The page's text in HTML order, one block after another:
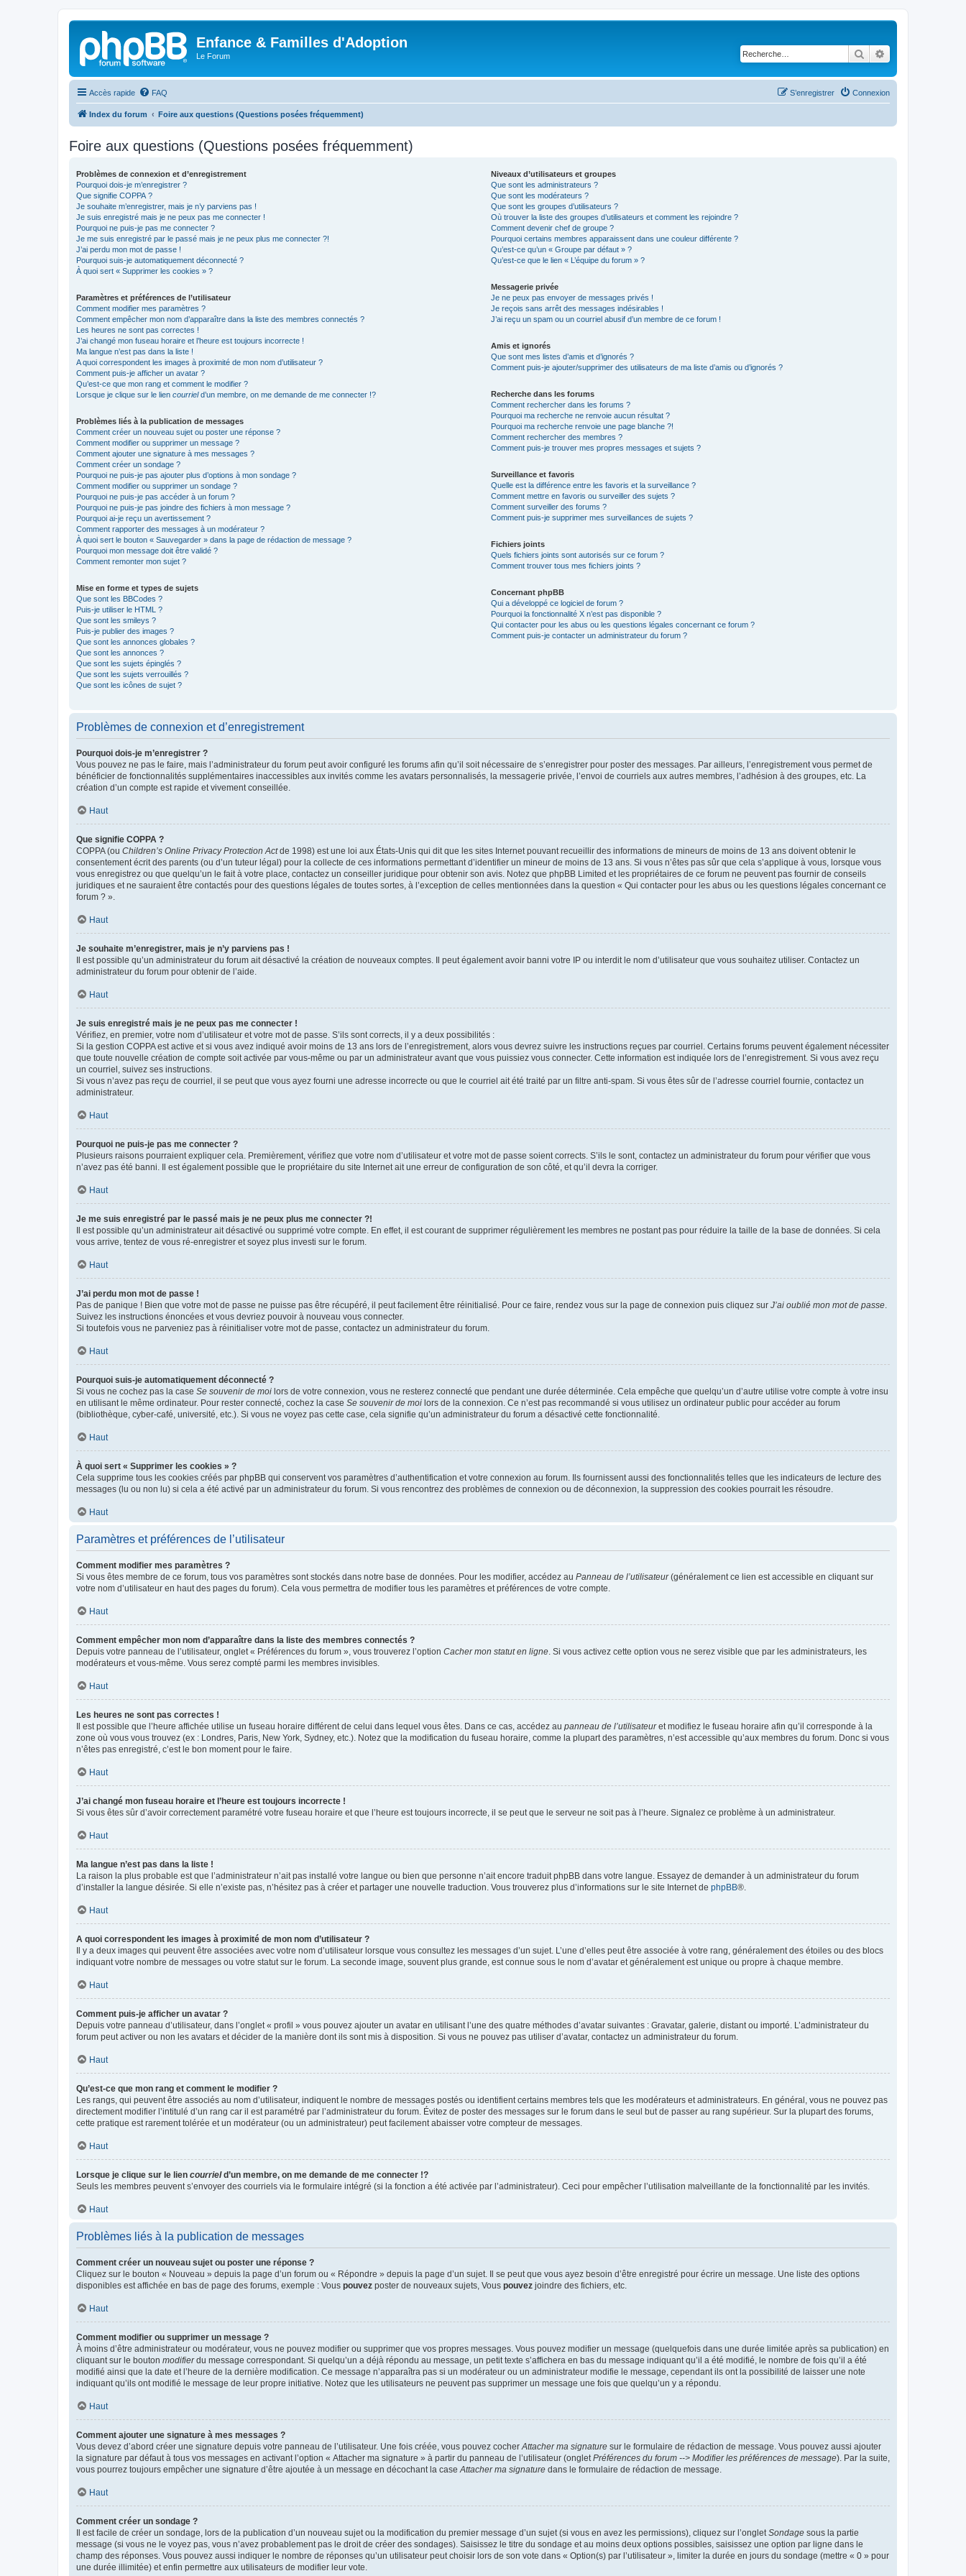
Enfance & Familles d'Adoption
Le Forum Rechercher
Accès rapide FAQ Connexion
S’enregistrer
Index du forum Foire aux questions (Questions posées fréquemment)
Foire aux questions (Questions posées fréquemment)
Problèmes de connexion et d’enregistrement
Pourquoi dois-je m’enregistrer ?
Que signifie COPPA ?
Je souhaite m’enregistrer, mais je n’y parviens pas !
Je suis enregistré mais je ne peux pas me connecter !
Pourquoi ne puis-je pas me connecter ?
Je me suis enregistré par le passé mais je ne peux plus me connecter ?!
J’ai perdu mon mot de passe !
Pourquoi suis-je automatiquement déconnecté ?
À quoi sert « Supprimer les cookies » ?
Paramètres et préférences de l’utilisateur
Comment modifier mes paramètres ?
Comment empêcher mon nom d’apparaître dans la liste des membres connectés ?
Les heures ne sont pas correctes !
J’ai changé mon fuseau horaire et l’heure est toujours incorrecte !
Ma langue n’est pas dans la liste !
A quoi correspondent les images à proximité de mon nom d’utilisateur ?
Comment puis-je afficher un avatar ?
Qu’est-ce que mon rang et comment le modifier ?
Lorsque je clique sur le lien courrield’un membre, on me demande de me connecter !?
Problèmes liés à la publication de messages
Comment créer un nouveau sujet ou poster une réponse ?
Comment modifier ou supprimer un message ?
Comment ajouter une signature à mes messages ?
Comment créer un sondage ?
Pourquoi ne puis-je pas ajouter plus d’options à mon sondage ?
Comment modifier ou supprimer un sondage ?
Pourquoi ne puis-je pas accéder à un forum ?
Pourquoi ne puis-je pas joindre des fichiers à mon message ?
Pourquoi ai-je reçu un avertissement ?
Comment rapporter des messages à un modérateur ?
À quoi sert le bouton « Sauvegarder » dans la page de rédaction de message ?
Pourquoi mon message doit être validé ?
Comment remonter mon sujet ?
Mise en forme et types de sujets
Que sont les BBCodes ?
Puis-je utiliser le HTML ?
Que sont les smileys ?
Puis-je publier des images ?
Que sont les annonces globales ?
Que sont les annonces ?
Que sont les sujets épinglés ?
Que sont les sujets verrouillés ?
Que sont les icônes de sujet ?
Niveaux d’utilisateurs et groupes
Que sont les administrateurs ?
Que sont les modérateurs ?
Que sont les groupes d’utilisateurs ?
Où trouver la liste des groupes d’utilisateurs et comment les rejoindre ?
Comment devenir chef de groupe ?
Pourquoi certains membres apparaissent dans une couleur différente ?
Qu’est-ce qu’un « Groupe par défaut » ?
Qu’est-ce que le lien « L’équipe du forum » ?
Messagerie privée
Je ne peux pas envoyer de messages privés !
Je reçois sans arrêt des messages indésirables !
J’ai reçu un spam ou un courriel abusif d’un membre de ce forum !
Amis et ignorés
Que sont mes listes d’amis et d’ignorés ?
Comment puis-je ajouter/supprimer des utilisateurs de ma liste d’amis ou d’ignorés ?
Recherche dans les forums
Comment rechercher dans les forums ?
Pourquoi ma recherche ne renvoie aucun résultat ?
Pourquoi ma recherche renvoie une page blanche ?!
Comment rechercher des membres ?
Comment puis-je trouver mes propres messages et sujets ?
Surveillance et favoris
Quelle est la différence entre les favoris et la surveillance ?
Comment mettre en favoris ou surveiller des sujets ?
Comment surveiller des forums ?
Comment puis-je supprimer mes surveillances de sujets ?
Fichiers joints
Quels fichiers joints sont autorisés sur ce forum ?
Comment trouver tous mes fichiers joints ?
Concernant phpBB
Qui a développé ce logiciel de forum ?
Pourquoi la fonctionnalité X n’est pas disponible ?
Qui contacter pour les abus ou les questions légales concernant ce forum ?
Comment puis-je contacter un administrateur du forum ?
Problèmes de connexion et d’enregistrement
Pourquoi dois-je m’enregistrer ?
Vous pouvez ne pas le faire, mais l’administrateur du forum peut avoir configuré les forums afin qu’il soit nécessaire de s’enregistrer pour poster des messages. Par ailleurs, l’enregistrement vous permet de
bénéficier de fonctionnalités supplémentaires inaccessibles aux invités comme les avatars personnalisés, la messagerie privée, l’envoi de courriels aux autres membres, l’adhésion à des groupes, etc. La
création d’un compte est rapide et vivement conseillée.
Haut
Que signifie COPPA ?
COPPA (ou Children’s Online Privacy Protection Actde 1998) est une loi aux États-Unis qui dit que les sites Internet pouvant recueillir des informations de mineurs de moins de 13 ans doivent obtenir le
consentement écrit des parents (ou d’un tuteur légal) pour la collecte de ces informations permettant d’identifier un mineur de moins de 13 ans. Si vous n’êtes pas sûr que cela s’applique à vous, lorsque vous
vous enregistrez ou que quelqu’un le fait à votre place, contactez un conseiller juridique pour obtenir son avis. Notez que phpBB Limited et les propriétaires de ce forum ne peuvent pas fournir de conseils
juridiques et ne sauraient être contactés pour des questions légales de toutes sortes, à l’exception de celles mentionnées dans la question « Qui contacter pour les abus ou les questions légales concernant ce
forum ? ».
Haut
Je souhaite m’enregistrer, mais je n’y parviens pas !
Il est possible qu’un administrateur du forum ait désactivé la création de nouveaux comptes. Il peut également avoir banni votre IP ou interdit le nom d’utilisateur que vous souhaitez utiliser. Contactez un
administrateur du forum pour obtenir de l’aide.
Haut
Je suis enregistré mais je ne peux pas me connecter !
Vérifiez, en premier, votre nom d’utilisateur et votre mot de passe. S’ils sont corrects, il y a deux possibilités :
Si la gestion COPPA est active et si vous avez indiqué avoir moins de 13 ans lors de l’enregistrement, alors vous devrez suivre les instructions reçues par courriel. Certains forums peuvent également nécessiter
que toute nouvelle création de compte soit activée par vous-même ou par un administrateur avant que vous puissiez vous connecter. Cette information est indiquée lors de l’enregistrement. Si vous avez reçu
un courriel, suivez ses instructions.
Si vous n’avez pas reçu de courriel, il se peut que vous ayez fourni une adresse incorrecte ou que le courriel ait été traité par un filtre anti-spam. Si vous êtes sûr de l’adresse courriel fournie, contactez un
administrateur.
Haut
Pourquoi ne puis-je pas me connecter ?
Plusieurs raisons pourraient expliquer cela. Premièrement, vérifiez que votre nom d’utilisateur et votre mot de passe soient corrects. S’ils le sont, contactez un administrateur du forum pour vérifier que vous
n’avez pas été banni. Il est également possible que le propriétaire du site Internet ait une erreur de configuration de son côté, et qu’il devra la corriger.
Haut
Je me suis enregistré par le passé mais je ne peux plus me connecter ?!
Il est possible qu’un administrateur ait désactivé ou supprimé votre compte. En effet, il est courant de supprimer régulièrement les membres ne postant pas pour réduire la taille de la base de données. Si cela
vous arrive, tentez de vous ré-enregistrer et soyez plus investi sur le forum.
Haut
J’ai perdu mon mot de passe !
Pas de panique ! Bien que votre mot de passe ne puisse pas être récupéré, il peut facilement être réinitialisé. Pour ce faire, rendez vous sur la page de connexion puis cliquez sur J’ai oublié mon mot de passe
Suivez les instructions énoncées et vous devriez pouvoir à nouveau vous connecter.
Si toutefois vous ne parveniez pas à réinitialiser votre mot de passe, contactez un administrateur du forum.
Haut
Pourquoi suis-je automatiquement déconnecté ?
Si vous ne cochez pas la case Se souvenir de moi lors de votre connexion, vous ne resterez connecté que pendant une durée déterminée. Cela empêche que quelqu’un d’autre utilise votre compte à votre insu
en utilisant le même ordinateur. Pour rester connecté, cochez la case Se souvenir de moi lors de la connexion. Ce n’est pas recommandé si vous utilisez un ordinateur public pour accéder au forum
(bibliothèque, cyber-café, université, etc.). Si vous ne voyez pas cette case, cela signifie qu’un administrateur du forum a désactivé cette fonctionnalité.
Haut
À quoi sert « Supprimer les cookies » ?
Cela supprime tous les cookies créés par phpBB qui conservent vos paramètres d’authentification et votre connexion au forum. Ils fournissent aussi des fonctionnalités telles que les indicateurs de lecture des
messages (lu ou non lu) si cela a été activé par un administrateur du forum. Si vous rencontrez des problèmes de connexion ou de déconnexion, la suppression des cookies pourrait les résoudre.
Haut
Paramètres et préférences de l’utilisateur
Comment modifier mes paramètres ?
Si vous êtes membre de ce forum, tous vos paramètres sont stockés dans notre base de données. Pour les modifier, accédez au Panneau de l’utilisateur(généralement ce lien est accessible en cliquant sur
votre nom d’utilisateur en haut des pages du forum). Cela vous permettra de modifier tous les paramètres et préférences de votre compte.
Haut
Comment empêcher mon nom d’apparaître dans la liste des membres connectés ?
Depuis votre panneau de l’utilisateur, onglet « Préférences du forum », vous trouverez l’option Cacher mon statut en ligne . Si vous activez cette option vous ne serez visible que par les administrateurs, les
modérateurs et vous-même. Vous serez compté parmi les membres invisibles.
Haut
Les heures ne sont pas correctes !
Il est possible que l’heure affichée utilise un fuseau horaire différent de celui dans lequel vous êtes. Dans ce cas, accédez au panneau de l’utilisateuret modifiez le fuseau horaire afin qu’il corresponde à la
zone où vous vous trouvez (ex : Londres, Paris, New York, Sydney, etc.). Notez que la modification du fuseau horaire, comme la plupart des paramètres, n’est accessible qu’aux membres du forum. Donc si vous
n’êtes pas enregistré, c’est le bon moment pour le faire.
Haut
J’ai changé mon fuseau horaire et l’heure est toujours incorrecte !
Si vous êtes sûr d’avoir correctement paramétré votre fuseau horaire et que l’heure est toujours incorrecte, il se peut que le serveur ne soit pas à l’heure. Signalez ce problème à un administrateur.
Haut
Ma langue n’est pas dans la liste !
La raison la plus probable est que l’administrateur n’ait pas installé votre langue ou bien que personne n’ait encore traduit phpBB dans votre langue. Essayez de demander à un administrateur du forum
d’installer la langue désirée. Si elle n’existe pas, n’hésitez pas à créer et partager une nouvelle traduction. Vous trouverez plus d’informations sur le site Internet de phpBB®.
Haut
A quoi correspondent les images à proximité de mon nom d’utilisateur ?
Il y a deux images qui peuvent être associées avec votre nom d’utilisateur lorsque vous consultez les messages d’un sujet. L’une d’elles peut être associée à votre rang, généralement des étoiles ou des blocs
indiquant votre nombre de messages ou votre statut sur le forum. La seconde image, souvent plus grande, est connue sous le nom d’avatar et généralement est unique ou propre à chaque membre.
Haut
Comment puis-je afficher un avatar ?
Depuis votre panneau d’utilisateur, dans l’onglet « profil » vous pouvez ajouter un avatar en utilisant l’une des quatre méthodes d’avatar suivantes : Gravatar, galerie, distant ou importé. L’administrateur du
forum peut activer ou non les avatars et décider de la manière dont ils sont mis à disposition. Si vous ne pouvez pas utiliser d’avatar, contactez un administrateur du forum.
Haut
Qu’est-ce que mon rang et comment le modifier ?
Les rangs, qui peuvent être associés au nom d’utilisateur, indiquent le nombre de messages postés ou identifient certains membres tels que les modérateurs et administrateurs. En général, vous ne pouvez pas
directement modifier l’intitulé d’un rang car il est paramétré par l’administrateur du forum. Évitez de poster des messages sur le forum dans le seul but de passer au rang supérieur. Sur la plupart des forums,
cette pratique est rarement tolérée et un modérateur (ou un administrateur) peut facilement abaisser votre compteur de messages.
Haut
Lorsque je clique sur le lien courrield’un membre, on me demande de me connecter !?
Seuls les membres peuvent s’envoyer des courriels via le formulaire intégré (si la fonction a été activée par l’administrateur). Ceci pour empêcher l’utilisation malveillante de la fonctionnalité par les invités.
Haut
Problèmes liés à la publication de messages
Comment créer un nouveau sujet ou poster une réponse ?
Cliquez sur le bouton « Nouveau » depuis la page d’un forum ou « Répondre » depuis la page d’un sujet. Il se peut que vous ayez besoin d’être enregistré pour écrire un message. Une liste des options
disponibles est affichée en bas de page des forums, exemple : Vous pouvez poster de nouveaux sujets, Vous pouvez joindre des fichiers, etc.
Haut
Comment modifier ou supprimer un message ?
À moins d’être administrateur ou modérateur, vous ne pouvez modifier ou supprimer que vos propres messages. Vous pouvez modifier un message (quelquefois dans une durée limitée après sa publication) en
cliquant sur le bouton modifierdu message correspondant. Si quelqu’un a déjà répondu au message, un petit texte s’affichera en bas du message indiquant qu’il a été modifié, le nombre de fois qu’il a été
modifié ainsi que la date et l’heure de la dernière modification. Ce message n’apparaîtra pas si un modérateur ou un administrateur modifie le message, cependant ils ont la possibilité de laisser une note
indiquant qu’ils ont modifié le message de leur propre initiative. Notez que les utilisateurs ne peuvent pas supprimer un message une fois que quelqu’un y a répondu.
Haut
Comment ajouter une signature à mes messages ?
Vous devez d’abord créer une signature depuis votre panneau de l’utilisateur. Une fois créée, vous pouvez cocher Attacher ma signature sur le formulaire de rédaction de message. Vous pouvez aussi ajouter
la signature par défaut à tous vos messages en activant l’option « Attacher ma signature » à partir du panneau de l’utilisateur (onglet Préférences du forum --> Modifier les préférences de message). Par la suite,
vous pourrez toujours empêcher une signature d’être ajoutée à un message en décochant la case Attacher ma signature dans le formulaire de rédaction de message.
Haut
Comment créer un sondage ?
Il est facile de créer un sondage, lors de la publication d’un nouveau sujet ou la modification du premier message d’un sujet (si vous en avez les permissions), cliquez sur l’onglet Sondage sous la partie
message (si vous ne le voyez pas, vous n’avez probablement pas le droit de créer des sondages). Saisissez le titre du sondage et au moins deux options possibles, saisissez une option par ligne dans le
champ des réponses. Vous pouvez aussi indiquer le nombre de réponses qu’un utilisateur peut choisir lors de son vote dans « Option(s) par l’utilisateur », limiter la durée en jours du sondage (mettre « 0 » pour
une durée illimitée) et enfin permettre aux utilisateurs de modifier leur vote.